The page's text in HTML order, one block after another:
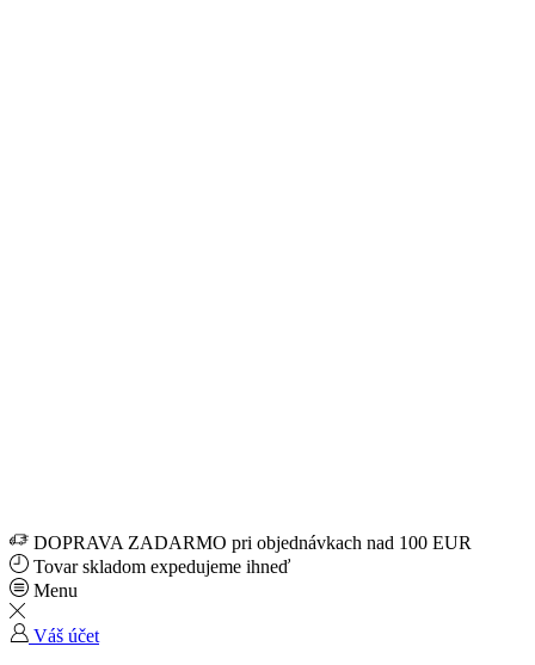
DOPRAVA ZADARMO pri objednávkach nad 100 EUR
Tovar skladom expedujeme ihneď
Menu
Váš účet